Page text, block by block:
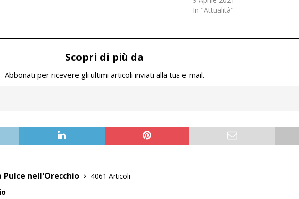
In "Attualità"
Scopri di più da
Abbonati per ricevere gli ultimi articoli inviati alla tua e-mail.
nell'Orecchio
4061 Articoli